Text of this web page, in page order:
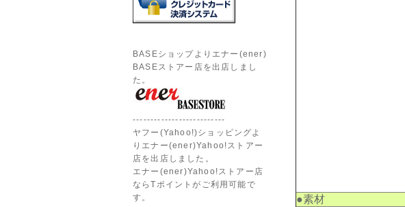
●素材
BASEショップよりエナー(ener)
BASEストアー店を出店しまし
た。
--------------------------
ヤフー(Yahoo!)ショッピングよ
りエナー(ener)Yahoo!ストアー
店を出店しました。
エナー(ener)Yahoo!ストアー店
ならTポイントがご利用可能で
す。